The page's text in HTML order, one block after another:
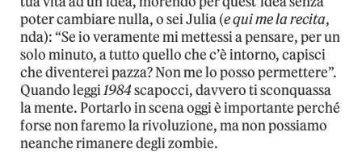
poter cambiare nulla, o sei Julia (e qui me la recita,
nda): “Se io veramente mi mettessi a pensare, per un
solo minuto, a tutto quello che c’è intorno, capisci
che diventerei pazza? Non me lo posso permettere”.
Quando leggi1984scapocci, davvero ti sconquassa
la mente. Portarlo in scena oggi è importante perché
forse non faremo la rivoluzione, ma non possiamo
neanche rimanere degli zombie.